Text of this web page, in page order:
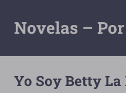
contenido
Novelas –
Descarga
Yo Soy Betty La